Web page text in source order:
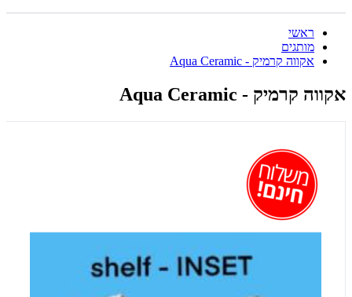
ראשי
מותגים
אקווה קרמיק - Aqua Ceramic
אקווה קרמיק - Aqua Ceramic